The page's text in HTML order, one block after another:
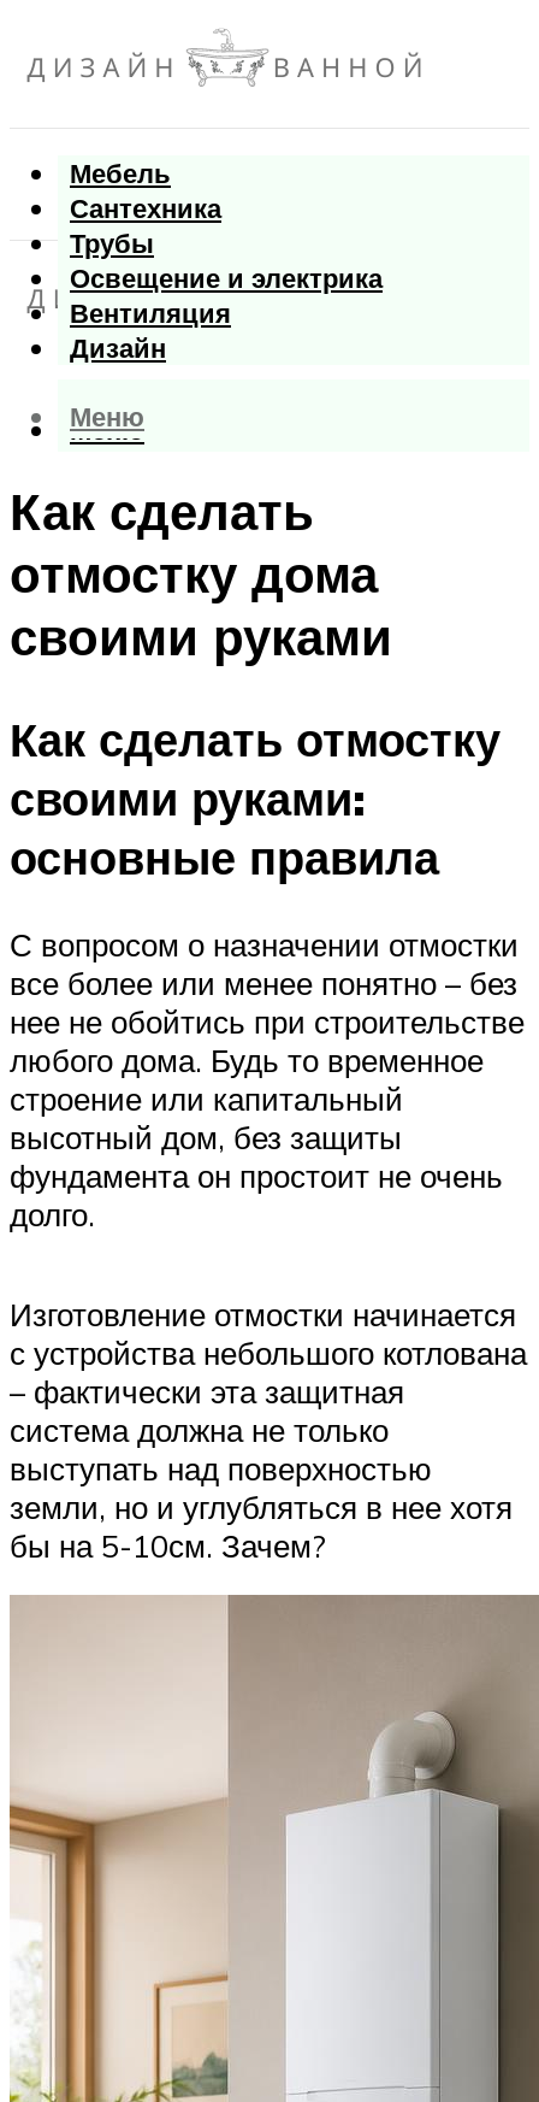
Мебель
Сантехника
Трубы
Освещение и электрика
Вентиляция
Дизайн
Меню
Меню
Как сделать
отмостку дома
своими руками
Как сделать отмостку
своими руками:
основные правила
С вопросом о назначении отмостки
все более или менее понятно – без
нее не обойтись при строительстве
любого дома. Будь то временное
строение или капитальный
высотный дом, без защиты
фундамента он простоит не очень
долго.
Изготовление отмостки начинается
с устройства небольшого котлована
– фактически эта защитная
система должна не только
выступать над поверхностью
земли, но и углубляться в нее хотя
бы на 5-10см. Зачем?